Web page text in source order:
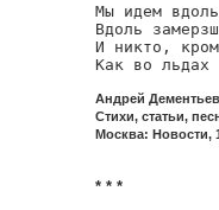
Мы идем
Вдоль
И никто,
Как во льдах
Андрей
Стихи, статьи,
Москва: Новости,
* * *